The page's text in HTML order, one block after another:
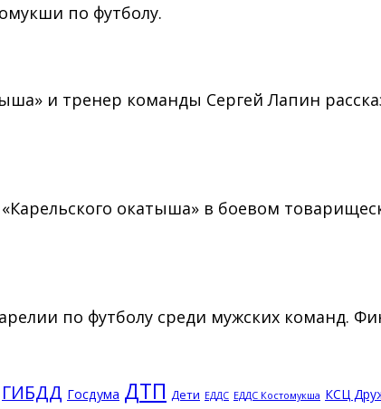
по футболу.
и тренер команды Сергей Лапин
окатыша» в боевом
по футболу среди мужских команд.
ГИБДД Госдума ДТП Дети ЕДДС ЕДДС Костомукша КСЦ